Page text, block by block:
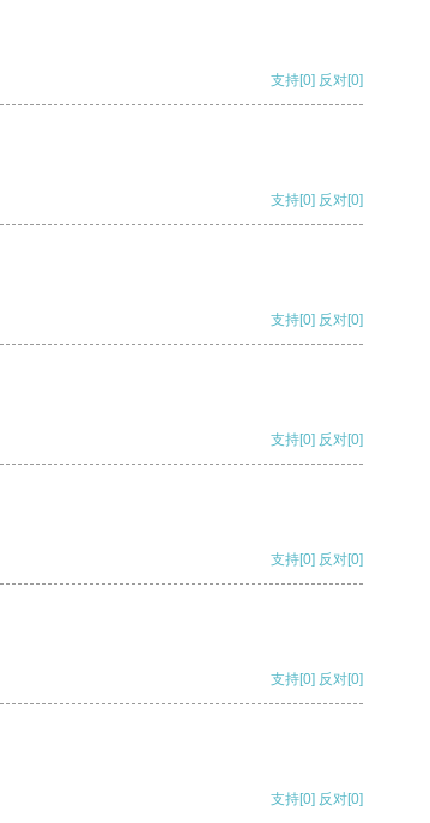
支持[0] 反对[0]
支持[0] 反对[0]
支持[0] 反对[0]
支持[0] 反对[0]
支持[0] 反对[0]
支持[0] 反对[0]
支持[0] 反对[0]